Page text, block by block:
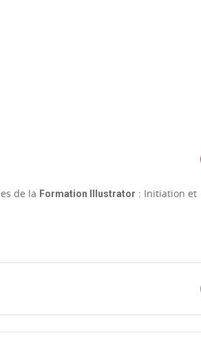
de la Formation Illustrator : Initiation et